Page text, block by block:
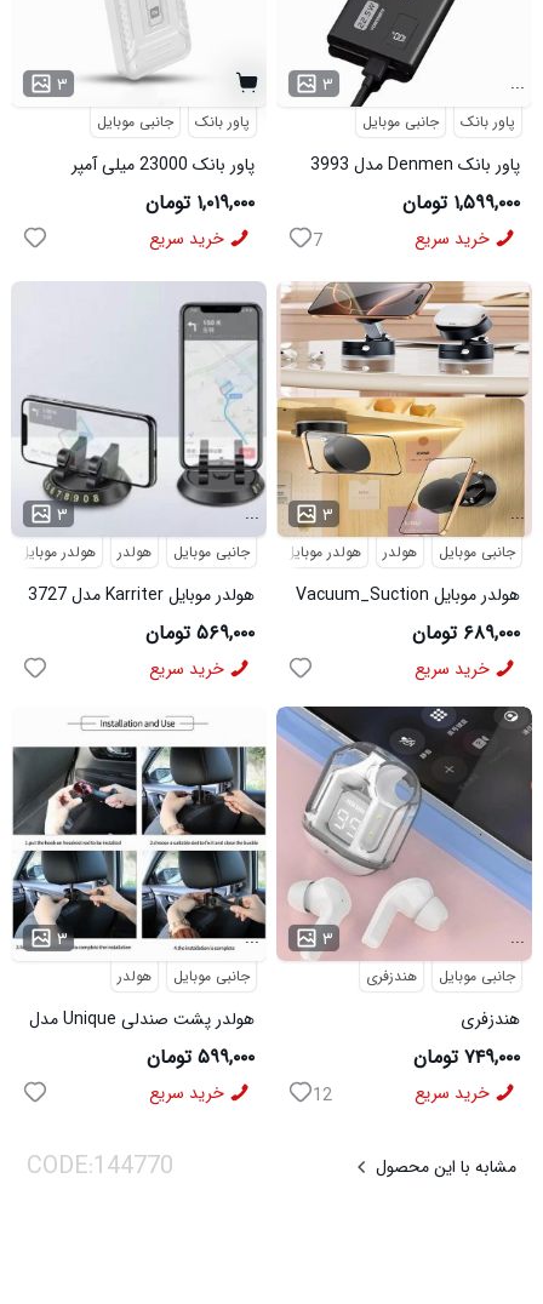
۳
پاور بانک جانبی موبایل
پاور بانک 23000 میلی آمپر
Xiaomi M 10 مدل 50218
۱,۰۱۹,۰۰۰ تومان
خرید سریع
۳ ...
پاور بانک جانبی موبایل
پاور بانک Denmen مدل 3993
۱,۵۹۹,۰۰۰ تومان
خرید سریع 7
۳ ...
جانبی موبایل هولدر هولدر موبایل
هولدر موبایل Karriter مدل 3727
۵۶۹,۰۰۰ تومان
خرید سریع
۳ ...
جانبی موبایل هولدر هولدر موبایل
هولدر موبایل Vacuum_Suction
مدل 3676
۶۸۹,۰۰۰ تومان
خرید سریع
۳ ...
جانبی موبایل هولدر
هولدر پشت صندلی Unique مدل
3570
۵۹۹,۰۰۰ تومان
خرید سریع
۳ ...
جانبی موبایل هندزفری
هندزفری
3574
۷۴۹,۰۰۰ تومان
خرید سریع 12
مشابه با این محصول